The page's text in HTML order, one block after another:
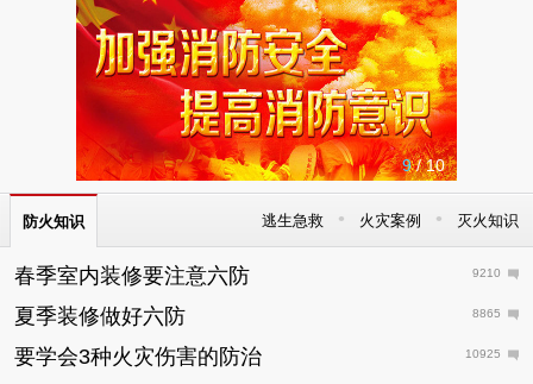
9/ 10
防火知识 逃生急救 • 火灾案例 • 灭火知识
春季室内装修要注意六防 9210
夏季装修做好六防 8865
要学会3种火灾伤害的防治 10925